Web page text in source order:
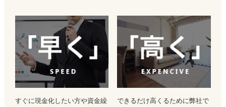
すぐに現金化したい方や資金繰
できるだけ高くるために弊社で